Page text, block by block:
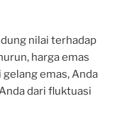
nilai terhadap
harga emas
emas, Anda
dari fluktuasi